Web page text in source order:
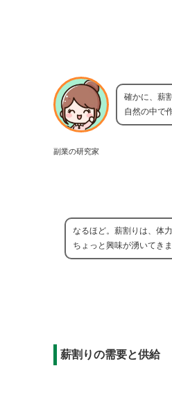
副業の研究家
確かに、薪
自然の中で
なるほど。薪割りは、体
ちょっと興味が湧いてきま
薪割りの需要と供給